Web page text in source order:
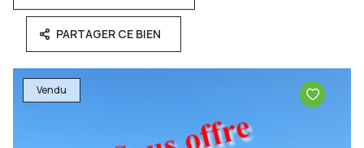
PARTAGER CE BIEN
Vendu